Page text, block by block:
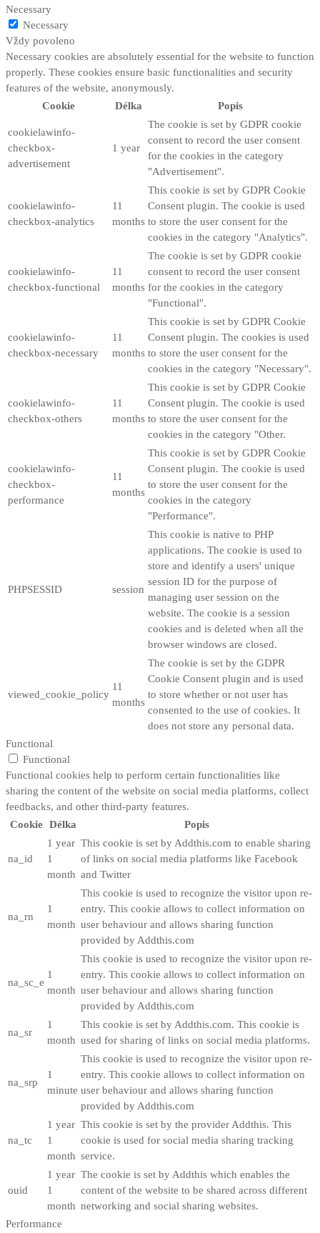
Necessary
Necessary
Vždy povoleno
Necessary cookies are absolutely essential for the website to function
properly. These cookies ensure basic functionalities and security
features of the website, anonymously.
Cookie
Délka Popis
cookielawinfo-
checkbox-
advertisement
1 year
The cookie is set by GDPR cookie
consent to record the user consent
for the cookies in the category
"Advertisement".
cookielawinfo-
checkbox-analytics
11
months
This cookie is set by GDPR Cookie
Consent plugin. The cookie is used
to store the user consent for the
cookies in the category "Analytics".
cookielawinfo-
checkbox-functional
11
months
The cookie is set by GDPR cookie
consent to record the user consent
for the cookies in the category
"Functional".
cookielawinfo-
checkbox-necessary
11
months
This cookie is set by GDPR Cookie
Consent plugin. The cookies is used
to store the user consent for the
cookies in the category "Necessary".
cookielawinfo-
checkbox-others
11
months
This cookie is set by GDPR Cookie
Consent plugin. The cookie is used
to store the user consent for the
cookies in the category "Other.
cookielawinfo-
checkbox-
performance
11
months
This cookie is set by GDPR Cookie
Consent plugin. The cookie is used
to store the user consent for the
cookies in the category
"Performance".
PHPSESSID session
This cookie is native to PHP
applications. The cookie is used to
store and identify a users' unique
session ID for the purpose of
managing user session on the
website. The cookie is a session
cookies and is deleted when all the
browser windows are closed.
viewed_cookie_policy
11
months
The cookie is set by the GDPR
Cookie Consent plugin and is used
to store whether or not user has
consented to the use of cookies. It
does not store any personal data.
Functional
Functional
Functional cookies help to perform certain functionalities like
sharing the content of the website on social media platforms, collect
feedbacks, and other third-party features.
Cookie Délka Popis
na_id
1 year
1
month
This cookie is set by Addthis.com to enable sharing
of links on social media platforms like Facebook
and Twitter
na_rn
1
month
This cookie is used to recognize the visitor upon re-
entry. This cookie allows to collect information on
user behaviour and allows sharing function
provided by Addthis.com
na_sc_e
1
month
This cookie is used to recognize the visitor upon re-
entry. This cookie allows to collect information on
user behaviour and allows sharing function
provided by Addthis.com
na_sr
1
month
This cookie is set by Addthis.com. This cookie is
used for sharing of links on social media platforms.
na_srp
1
minute
This cookie is used to recognize the visitor upon re-
entry. This cookie allows to collect information on
user behaviour and allows sharing function
provided by Addthis.com
na_tc
1 year
1
month
This cookie is set by the provider Addthis. This
cookie is used for social media sharing tracking
service.
ouid
1 year
1
month
The cookie is set by Addthis which enables the
content of the website to be shared across different
networking and social sharing websites.
Performance